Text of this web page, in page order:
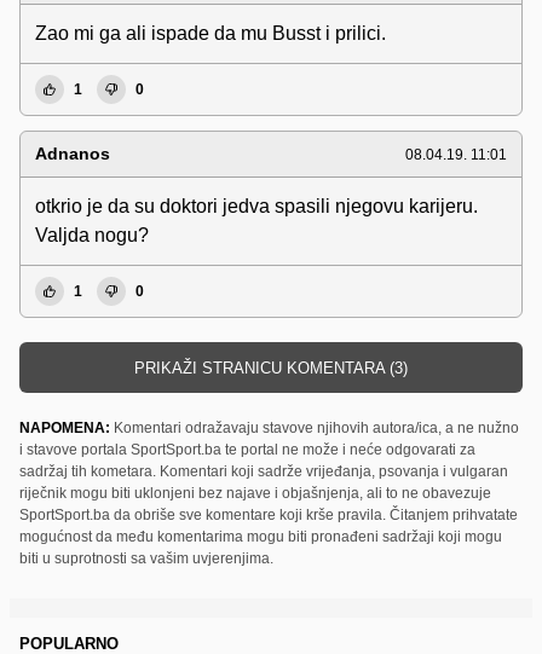
Zao mi ga ali ispade da mu Busst i prilici.
1 0
Adnanos 08.04.19. 11:01
otkrio je da su doktori jedva spasili njegovu karijeru.
Valjda nogu?
1 0
PRIKAŽI STRANICU KOMENTARA (3)
NAPOMENA: Komentari odražavaju stavove njihovih autora/ica, a ne nužno
i stavove portala SportSport.ba te portal ne može i neće odgovarati za
sadržaj tih kometara. Komentari koji sadrže vrijeđanja, psovanja i vulgaran
riječnik mogu biti uklonjeni bez najave i objašnjenja, ali to ne obavezuje
SportSport.ba da obriše sve komentare koji krše pravila. Čitanjem prihvatate
mogućnost da među komentarima mogu biti pronađeni sadržaji koji mogu
biti u suprotnosti sa vašim uvjerenjima.
POPULARNO